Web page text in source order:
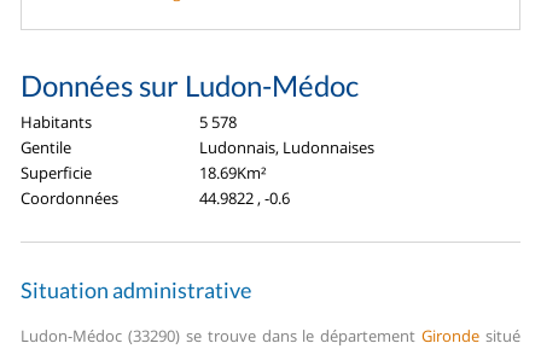
Données sur Ludon-Médoc
Habitants
5 578
Gentile
Ludonnais, Ludonnaises
Superficie
18.69Km²
Coordonnées
44.9822 , -0.6
Situation administrative
Ludon-Médoc (33290) se trouve dans le département Girondesitué